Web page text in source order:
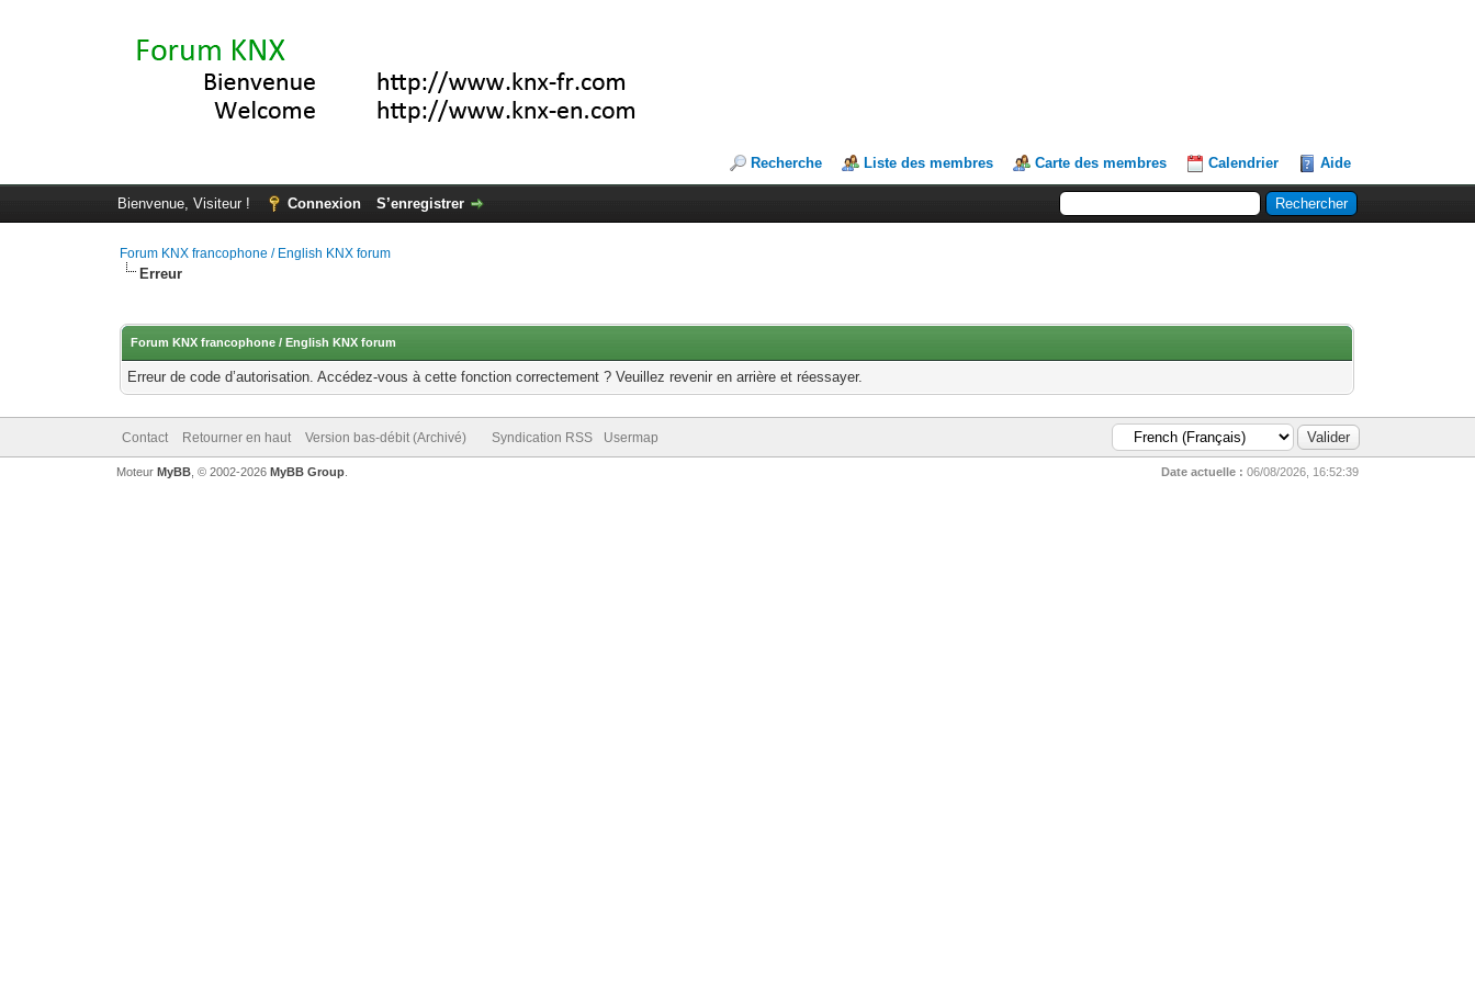
Recherche Liste des membres Carte des membres Calendrier Aide
Bienvenue, Visiteur ! Connexion S’enregistrer
Forum KNX francophone / English KNX forum
Erreur
Forum KNX francophone / English KNX forum
Erreur de code d’autorisation. Accédez-vous à cette fonction correctement ? Veuillez revenir en arrière et réessayer.
Contact Retourner en haut Version bas-débit (Archivé) Syndication RSS Usermap
Date actuelle : 06/08/2026, 16:52:39
Moteur MyBB, © 2002-2026 MyBB Group.